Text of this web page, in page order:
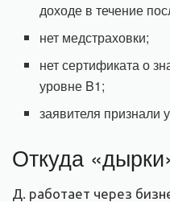
доходе в течение
нет медстраховки;
нет сертификата о
уровне B1;
заявителя признали
Откуда
Д. работает через